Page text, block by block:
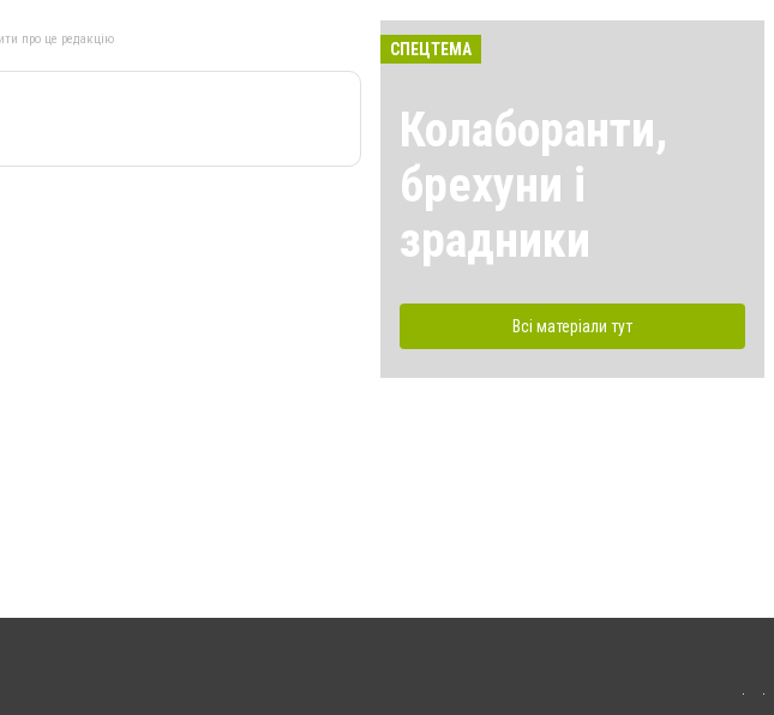
про це редакцію
СПЕЦТЕМА
Колаборанти,
брехуни і
зрадники
Всі матеріали тут